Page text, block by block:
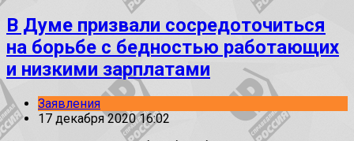
В Думе призвали сосредоточиться
на борьбе с бедностью работающих
и низкими зарплатами
Заявления
17 декабря 2020 16:02